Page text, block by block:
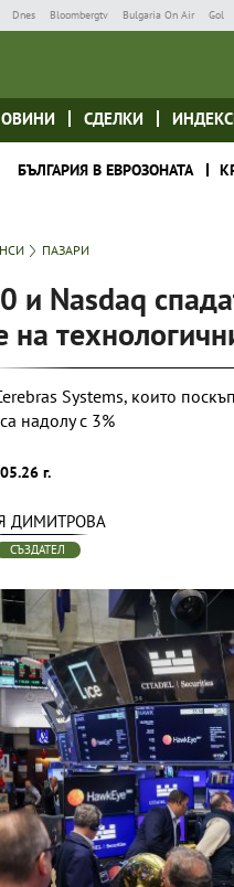
Dnes Bloombergtv Bulgaria On Air Gol
СДЕЛКИ
БЪЛГАРИЯ В ЕВРОЗОНАТА
ПАЗАРИ
и Nasdaq
на
Systems, които
надолу с 3%
г.
ДИМИТРОВА
СЪЗДАТЕЛ